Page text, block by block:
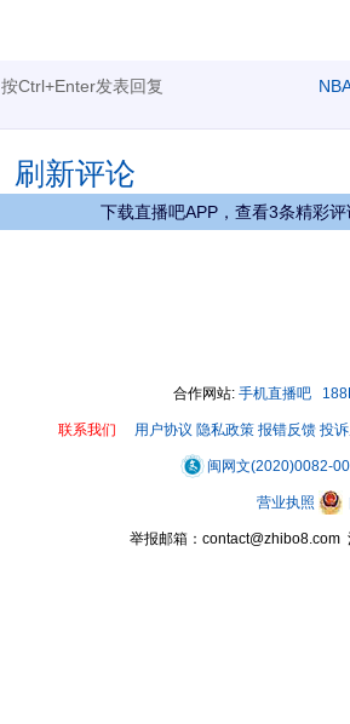
按Ctrl+Enter发表回复
刷新评论
下载直播吧APP，查看3条精彩评
合作网站: 手机直播吧
联系我们 用户协议 隐私政策 报错反馈 投
闽网文(2020)0082-
营业执照
举报邮箱：